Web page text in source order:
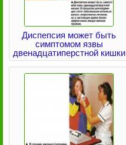
Диспепсия может быть
симптомом язвы
двенадцатиперстной кишки